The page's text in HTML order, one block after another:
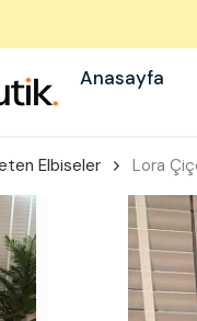
Anasayfa
Elbiseler Lora